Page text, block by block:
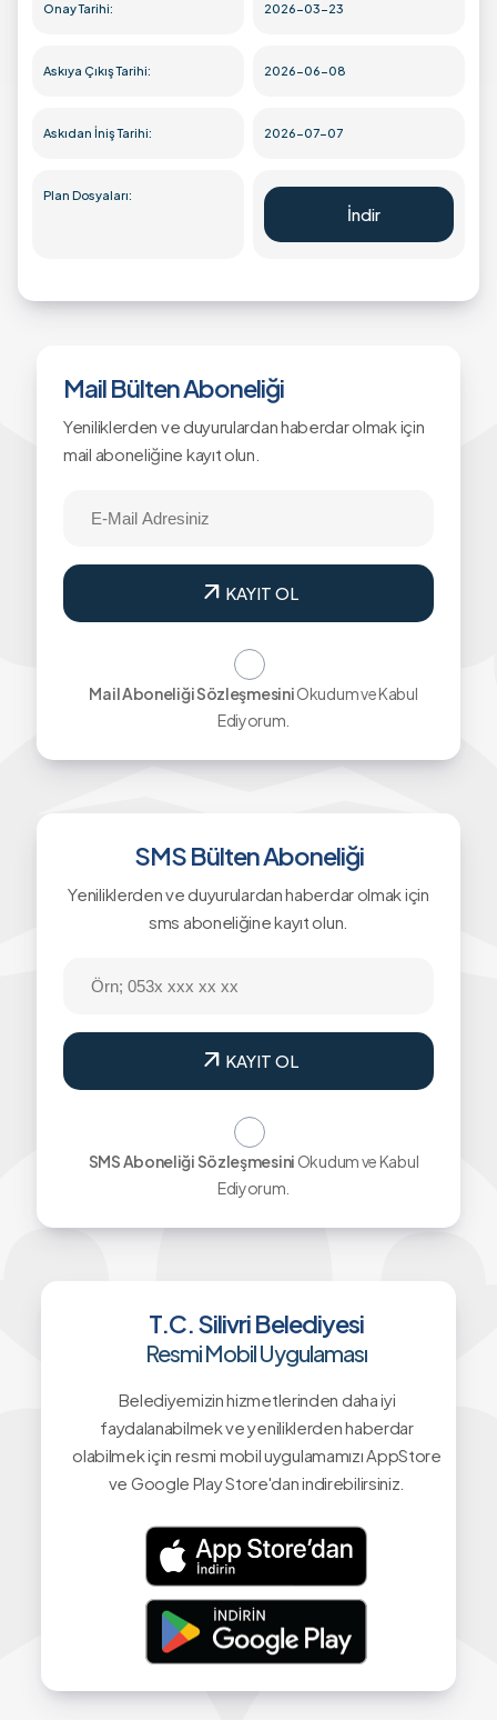
Onay Tarihi:
Askıya Çıkış Tarihi:
Askıdan İniş Tarihi:
Plan Dosyaları:
2026-03-23
2026-06-08
2026-07-07
İndir
Mail Bülten Aboneliği
Yeniliklerden ve duyurulardan haberdar olmak için
mail aboneliğine kayıt olun.
arrow_outward KAYIT OL
Mail Aboneliği SözleşmesiniOkudum ve Kabul
Ediyorum.
SMS Bülten Aboneliği
Yeniliklerden ve duyurulardan haberdar olmak için
sms aboneliğine kayıt olun.
arrow_outward KAYIT OL
SMS Aboneliği Sözleşmesini Okudum ve Kabul
Ediyorum.
T.C. Silivri Belediyesi
Resmi Mobil Uygulaması
Belediyemizin hizmetlerinden daha iyi
faydalanabilmek ve yeniliklerden haberdar
olabilmek için resmi mobil uygulamamızı AppStore
ve Google Play Store'dan indirebilirsiniz.